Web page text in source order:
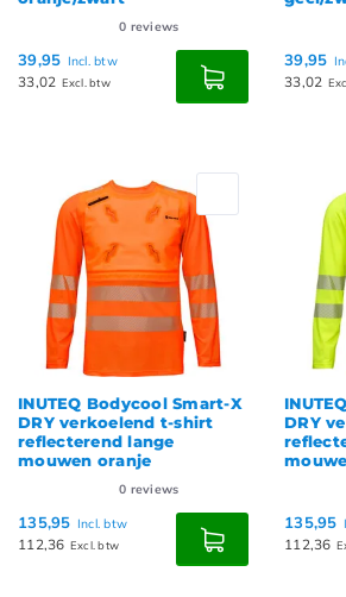
0 reviews
39,95 Incl. btw
33,02 Excl. btw
39,95
33,02
INUTEQ Bodycool Smart-X
DRY verkoelend t-shirt
reflecterend lange
mouwen oranje
0 reviews
135,95 Incl. btw
112,36 Excl. btw
DRY
135,95
112,36